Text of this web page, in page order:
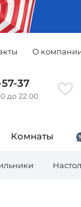
О
37
до 22.00
Комнаты